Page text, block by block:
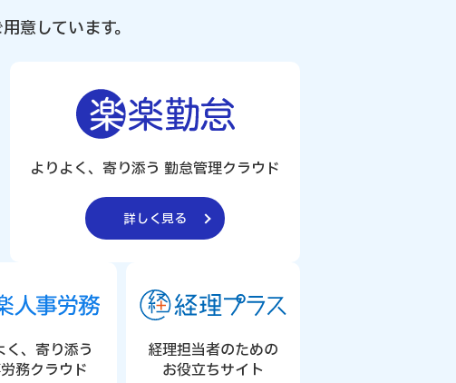
意しています。
よりよく、寄り添う 勤怠管理クラウド
詳しく見る
く、寄り添う
務クラウド
経理担当者のための
お役立ちサイト